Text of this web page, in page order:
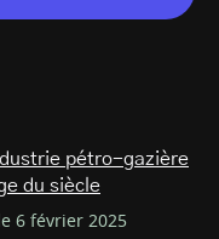
pétro-gazière
du siècle
6 février 2025